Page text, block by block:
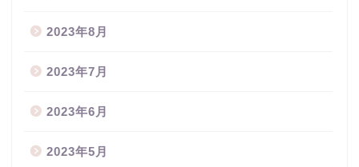
2023年8月
2023年7月
2023年6月
2023年5月